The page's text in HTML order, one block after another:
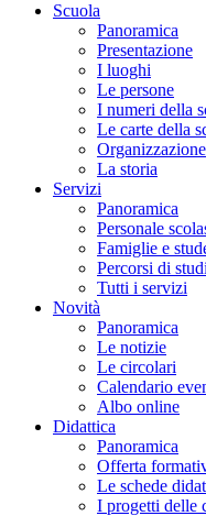
Scuola
Panoramica
Presentazione
I luoghi
Le persone
I numeri della
Le carte della
Organizzazione
La storia
Servizi
Panoramica
Personale
Famiglie e
Percorsi di
Tutti i servizi
Novità
Panoramica
Le notizie
Le circolari
Calendario
Albo online
Didattica
Panoramica
Offerta
Le schede
I progetti delle